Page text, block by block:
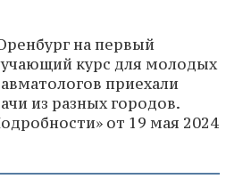
на первый
курс для молодых
приехали
из разных городов.
от 19 мая 2024